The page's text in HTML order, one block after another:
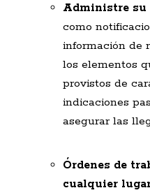
Administre su
como
información de
los elementos
provistos de
indicaciones
asegurar las
Órdenes de
cualquier